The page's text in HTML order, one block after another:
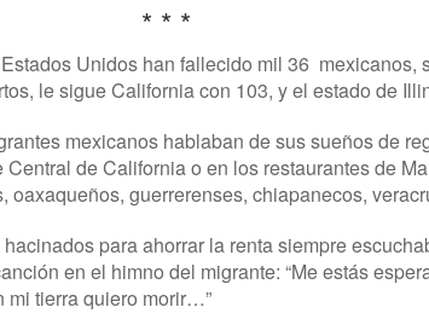
* * *
Unidos han fallecido mil 36 mexicanos,
le sigue California con 103, y el estado de
mexicanos hablaban de sus sueños de
de California o en los restaurantes de
oaxaqueños, guerrerenses, chiapanecos,
para ahorrar la renta siempre
en el himno del migrante: “Me estás
mi tierra quiero morir…”